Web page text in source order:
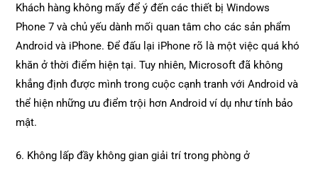
Khách hàng không mấy để ý đến các thiết bị Windows
Phone 7 và chủ yếu dành mối quan tâm cho các sản phẩm
Android và iPhone. Để đấu lại iPhone rõ là một việc quá khó
khăn ở thời điểm hiện tại. Tuy nhiên, Microsoft đã không
khẳng định được mình trong cuộc cạnh tranh với Android và
thể hiện những ưu điểm trội hơn Android ví dụ như tính bảo
mật.
6. Không lấp đầy không gian giải trí trong phòng ở